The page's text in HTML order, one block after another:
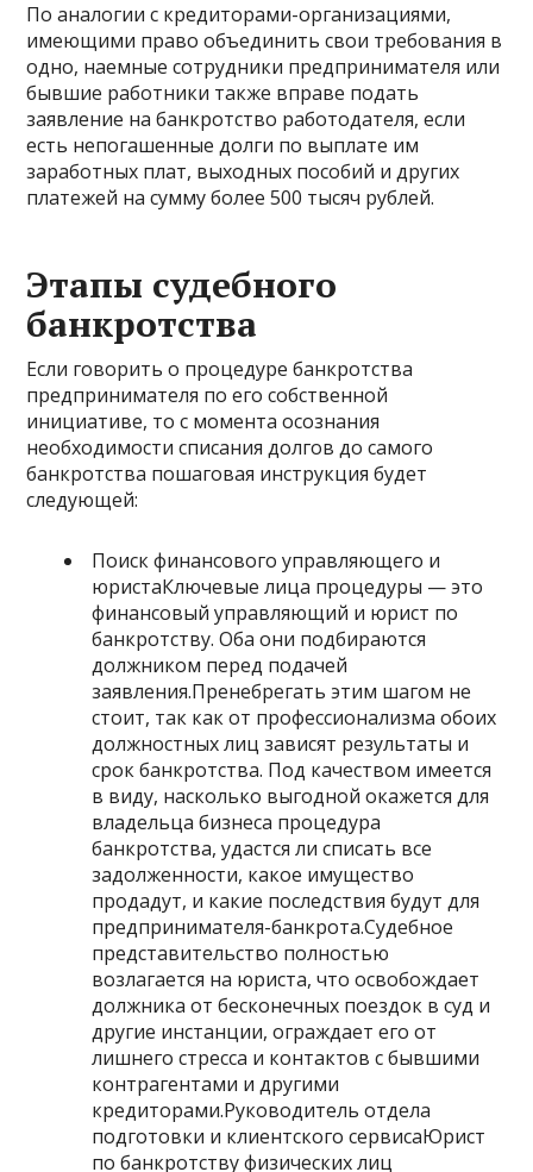
По аналогии с кредиторами-организациями,
имеющими право объединить свои требования в
одно, наемные сотрудники предпринимателя или
бывшие работники также вправе подать
заявление на банкротство работодателя, если
есть непогашенные долги по выплате им
заработных плат, выходных пособий и других
платежей на сумму более 500 тысяч рублей.
Этапы судебного
банкротства
Если говорить о процедуре банкротства
предпринимателя по его собственной
инициативе, то с момента осознания
необходимости списания долгов до самого
банкротства пошаговая инструкция будет
следующей:
Поиск финансового управляющего и
юристаКлючевые лица процедуры — это
финансовый управляющий и юрист по
банкротству. Оба они подбираются
должником перед подачей
заявления.Пренебрегать этим шагом не
стоит, так как от профессионализма обоих
должностных лиц зависят результаты и
срок банкротства. Под качеством имеется
в виду, насколько выгодной окажется для
владельца бизнеса процедура
банкротства, удастся ли списать все
задолженности, какое имущество
продадут, и какие последствия будут для
предпринимателя-банкрота.Судебное
представительство полностью
возлагается на юриста, что освобождает
должника от бесконечных поездок в суд и
другие инстанции, ограждает его от
лишнего стресса и контактов с бывшими
контрагентами и другими
кредиторами.Руководитель отдела
подготовки и клиентского сервисаЮрист
по банкротству физических лиц